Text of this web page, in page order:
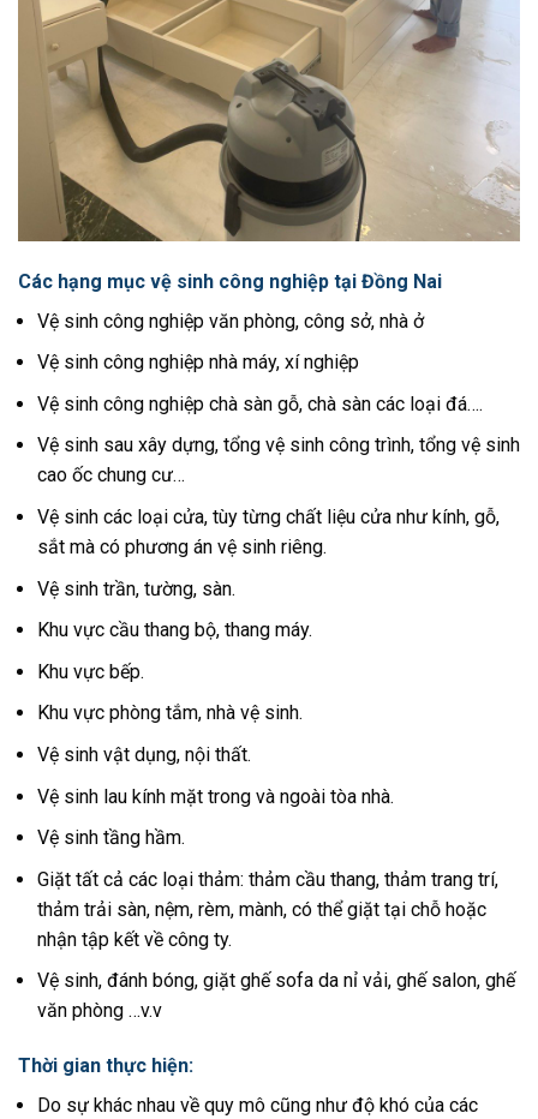
Các hạng mục vệ sinh công nghiệp tại Đồng Nai
Vệ sinh công nghiệp văn phòng, công sở, nhà ở
Vệ sinh công nghiệp nhà máy, xí nghiệp
Vệ sinh công nghiệp chà sàn gỗ, chà sàn các loại đá….
Vệ sinh sau xây dựng, tổng vệ sinh công trình, tổng vệ sinh
cao ốc chung cư…
Vệ sinh các loại cửa, tùy từng chất liệu cửa như kính, gỗ,
sắt mà có phương án vệ sinh riêng.
Vệ sinh trần, tường, sàn.
Khu vực cầu thang bộ, thang máy.
Khu vực bếp.
Khu vực phòng tắm, nhà vệ sinh.
Vệ sinh vật dụng, nội thất.
Vệ sinh lau kính mặt trong và ngoài tòa nhà.
Vệ sinh tầng hầm.
Giặt tất cả các loại thảm: thảm cầu thang, thảm trang trí,
thảm trải sàn, nệm, rèm, mành, có thể giặt tại chỗ hoặc
nhận tập kết về công ty.
Vệ sinh, đánh bóng, giặt ghế sofa da nỉ vải, ghế salon, ghế
văn phòng …v.v
Thời gian thực hiện:
Do sự khác nhau về quy mô cũng như độ khó của các